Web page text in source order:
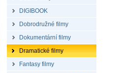
DIGIBOOK
Dobrodružné filmy
Dokumentární filmy
Dramatické filmy
Fantasy filmy